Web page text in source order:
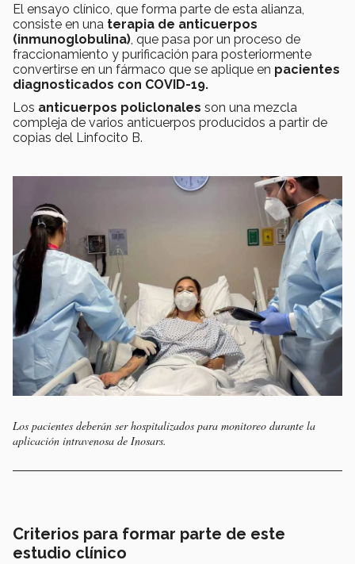
El ensayo clínico, que forma parte de esta alianza,
consiste en una terapia de anticuerpos
(inmunoglobulina) , que pasa por un proceso de
fraccionamiento y purificación para posteriormente
convertirse en un fármaco que se aplique en pacientes
diagnosticados con COVID-19.
Los anticuerpos policlonales son una mezcla
compleja de varios anticuerpos producidos a partir de
copias del Linfocito B.
Los pacientes deberán ser hospitalizados para monitoreo durante la
aplicación intravenosa de Inosars.
Criterios para formar parte de este
estudio clínico